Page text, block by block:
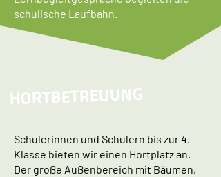
schulische Laufbahn.
HORTBETREUUNG
Schülerinnen und Schülern bis zur 4.
Klasse bieten wir einen Hortplatz an.
Der große Außenbereich mit Bäumen,